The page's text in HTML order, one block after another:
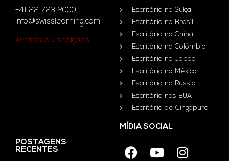
+41 22 723 2000
info@swisslearning.com
Termos e Condições
Escritório na Suíça
Escritório no Brasil
Escritório na China
Escritório na Colômbia
Escritório no Japão
Escritório no México
Escritório na Rússia
Escritório nos EUA
Escritório de Cingapura
POSTAGENS
RECENTES
MÍDIA SOCIAL